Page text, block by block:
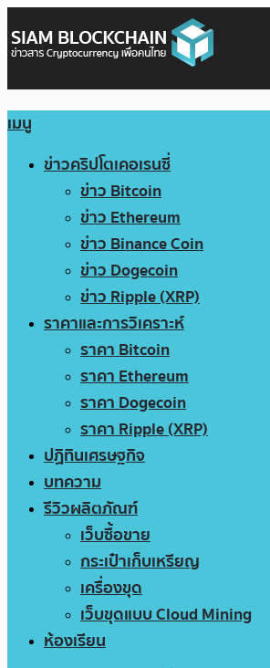
เมนู
ข่าวคริปโตเคอเรนซี่
ข่าว Bitcoin
ข่าว Ethereum
ข่าว Binance Coin
ข่าว Dogecoin
ข่าว Ripple (XRP)
ราคาและการวิเคราะห์
ราคา Bitcoin
ราคา Ethereum
ราคา Dogecoin
ราคา Ripple (XRP)
ปฏิทินเศรษฐกิจ
บทความ
รีวิวผลิตภัณฑ์
เว็บซื้อขาย
กระเป๋าเก็บเหรียญ
เครื่องขุด
เว็บขุดแบบ Cloud Mining
ห้องเรียน